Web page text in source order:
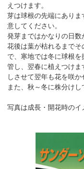
えつけます。
芽は球根の先端にあり
意してください。
発芽まではかなりの日数
花後は葉が枯れるまで
で、寒地では冬に球根
管し、翌春に植えつけ
しさせて翌年も花を咲か
また、秋～冬に株分けし
写真は成長・開花時のイ